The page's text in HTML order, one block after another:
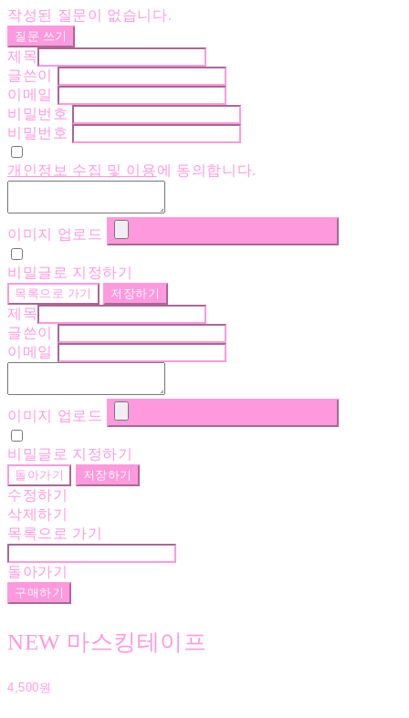
작성된 질문이 없습니다.
질문 쓰기
제목
글쓴이
이메일
비밀번호
비밀번호
개인정보 수집 및 이용에 동의합니다.
이미지 업로드
비밀글로 지정하기
목록으로 가기 저장하기
제목
글쓴이
이메일
이미지 업로드
비밀글로 지정하기
돌아가기 저장하기
수정하기
삭제하기
목록으로 가기
돌아가기
구매하기
NEW 마스킹테이프
4,500원